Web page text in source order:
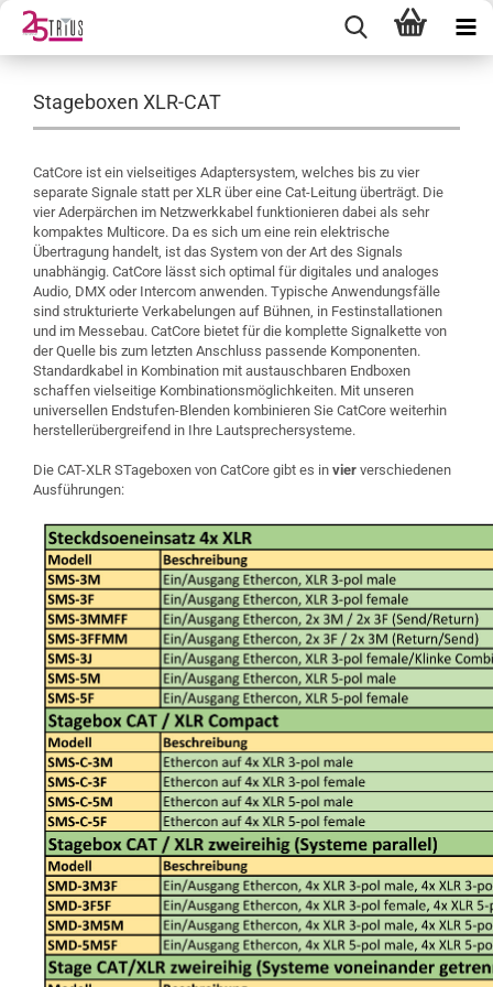
Stageboxen XLR-CAT
CatCore ist ein vielseitiges Adaptersystem, welches bis zu vier
separate Signale statt per XLR über eine Cat-Leitung überträgt. Die
vier Aderpärchen im Netzwerkkabel funktionieren dabei als sehr
kompaktes Multicore. Da es sich um eine rein elektrische
Übertragung handelt, ist das System von der Art des Signals
unabhängig. CatCore lässt sich optimal für digitales und analoges
Audio, DMX oder Intercom anwenden. Typische Anwendungsfälle
sind strukturierte Verkabelungen auf Bühnen, in Festinstallationen
und im Messebau. CatCore bietet für die komplette Signalkette von
der Quelle bis zum letzten Anschluss passende Komponenten.
Standardkabel in Kombination mit austauschbaren Endboxen
schaffen vielseitige Kombinationsmöglichkeiten. Mit unseren
universellen Endstufen-Blenden kombinieren Sie CatCore weiterhin
herstellerübergreifend in Ihre Lautsprechersysteme.
Die CAT-XLR STageboxen von CatCore gibt es in vier verschiedenen
Ausführungen: